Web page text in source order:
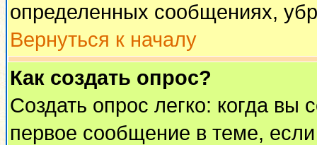
определенных сообщениях,
Вернуться к началу
Как создать опрос?
Создать опрос легко: когда вы
первое сообщение в теме,